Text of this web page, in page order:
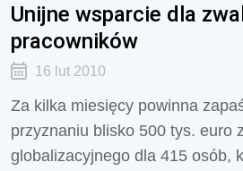
Unijne wsparcie dla
pracowników
16 lut 2010
Za kilka miesięcy powinna
przyznaniu blisko 500 tys. euro
globalizacyjnego dla 415 osób,